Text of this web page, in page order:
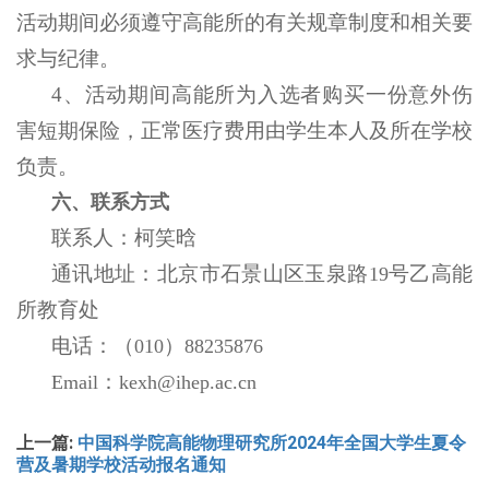
活动期间必须遵守高能所的有关规章制度和相关要
求与纪律。
4、活动期间高能所为入选者购买一份意外伤
害短期保险，正常医疗费用由学生本人及所在学校
负责。
六、联系方式
联系人：柯笑晗
通讯地址：北京市石景山区玉泉路19号乙高能
所教育处
电话：（010） 88235876
Email ： kexh@ihep.ac.cn
上一篇: 中国科学院高能物理研究所2024年全国大学生夏令
营及暑期学校活动报名通知